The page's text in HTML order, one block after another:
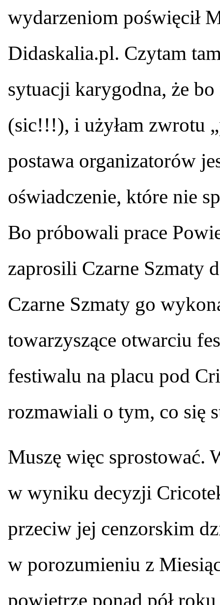
wydarzeniom poświęcił
Didaskalia.pl. Czytam
sytuacji karygodna, że
(sic!!!), i użyłam zwrotu
postawa organizatorów
oświadczenie, które nie
Bo próbowali prace
zaprosili Czarne Szmaty
Czarne Szmaty go
towarzyszące otwarciu
festiwalu na placu pod
rozmawiali o tym, co się
Muszę więc sprostować.
w wyniku decyzji
przeciw jej cenzorskim
w porozumieniu z
powietrze ponad pół